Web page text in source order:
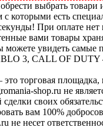
выбрать товари
которыми есть
При оплате нет
вами товары
увидеть самые
3, CALL OF DUTY
торговая
shop.ru не
своих
вам 100%
не несет